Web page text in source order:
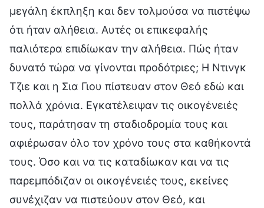
μεγάλη έκπληξη και δεν τολμούσα να πιστέψω
ότι ήταν αλήθεια. Αυτές οι επικεφαλής
παλιότερα επιδίωκαν την αλήθεια. Πώς ήταν
δυνατό τώρα να γίνονται προδότριες; Η Ντινγκ
Τζιε και η Σια Γιου πίστευαν στον Θεό εδώ και
πολλά χρόνια. Εγκατέλειψαν τις οικογένειές
τους, παράτησαν τη σταδιοδρομία τους και
αφιέρωσαν όλο τον χρόνο τους στα καθήκοντά
τους. Όσο και να τις καταδίωκαν και να τις
παρεμπόδιζαν οι οικογένειές τους, εκείνες
συνέχιζαν να πιστεύουν στον Θεό, και